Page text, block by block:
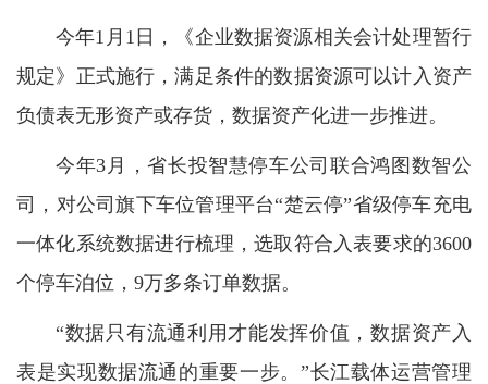
今年1月1日，《企业数据资源相关会计处理暂行
规定》正式施行，满足条件的数据资源可以计入资产
负债表无形资产或存货，数据资产化进一步推进。
今年3月，省长投智慧停车公司联合鸿图数智公
司，对公司旗下车位管理平台“楚云停”省级停车充电
一体化系统数据进行梳理，选取符合入表要求的3600
个停车泊位，9万多条订单数据。
“数据只有流通利用才能发挥价值，数据资产入
表是实现数据流通的重要一步。”长江载体运营管理